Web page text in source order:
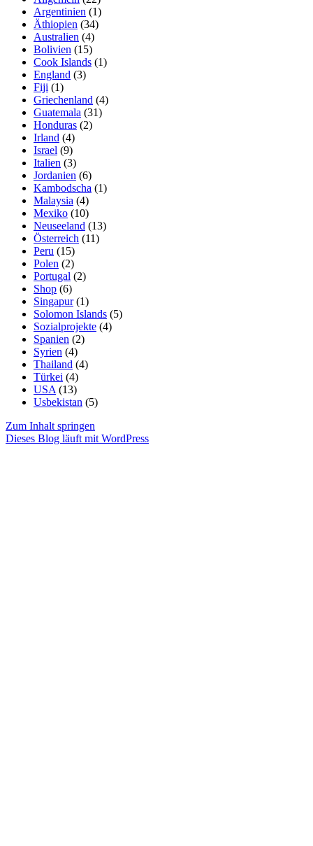
Argentinien (1)
Äthiopien (34)
Australien (4)
Bolivien (15)
Cook Islands (1)
England (3)
Fiji (1)
Griechenland (4)
Guatemala (31)
Honduras (2)
Irland (4)
Israel (9)
Italien (3)
Jordanien (6)
Kambodscha (1)
Malaysia (4)
Mexiko (10)
Neuseeland (13)
Österreich (11)
Peru (15)
Polen (2)
Portugal (2)
Shop (6)
Singapur(1)
Solomon Islands (5)
Sozialprojekte (4)
Spanien (2)
Syrien (4)
Thailand (4)
Türkei (4)
USA(13)
Usbekistan (5)
Zum Inhalt springen
Dieses Blog läuft mit WordPress